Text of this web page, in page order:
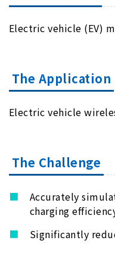
Electric vehicle (EV)
The Application
Electric vehicle
The Challenge
Accurately
charging
Significantly